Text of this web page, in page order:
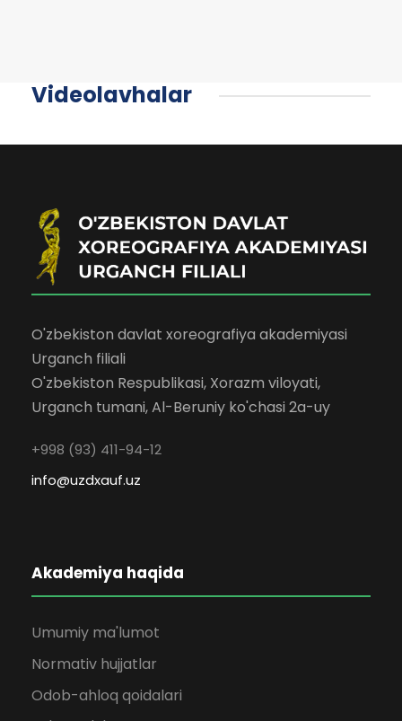
Videolavhalar
O'zbekiston davlat xoreografiya akademiyasi
Urganch filiali
O'zbekiston Respublikasi, Xorazm viloyati,
Urganch tumani, Al-Beruniy ko'chasi 2a-uy
+998 (93) 411-94-12
info@uzdxauf.uz
Akademiya haqida
Umumiy ma'lumot
Normativ hujjatlar
Odob-ahloq qoidalari